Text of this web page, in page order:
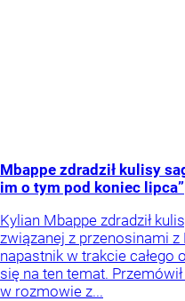
Mbappe zdradził kulisy
im o tym pod koniec lipca”
Kylian Mbappe zdradził
związanej z przenosinami z
napastnik w trakcie całego
się na ten temat.
w rozmowie z...